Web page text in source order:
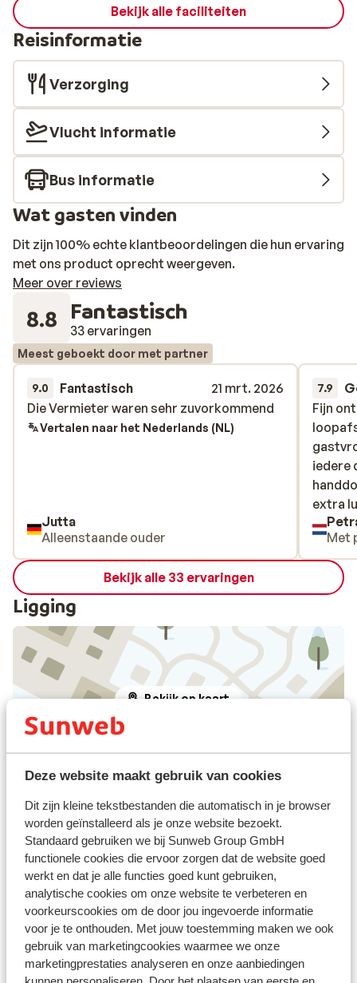
Deze website maakt gebruik van cookies
Dit zijn kleine tekstbestanden die automatisch in je browser
worden geïnstalleerd als je onze website bezoekt.
Standaard gebruiken we bij Sunweb Group GmbH
functionele cookies die ervoor zorgen dat de website goed
werkt en dat je alle functies goed kunt gebruiken,
analytische cookies om onze website te verbeteren en
voorkeurscookies om de door jou ingevoerde informatie
voor je te onthouden. Met jouw toestemming maken we ook
gebruik van marketingcookies waarmee we onze
marketingprestaties analyseren en onze aanbiedingen
Bekijk alle faciliteiten
Reisinformatie
Verzorging
Vlucht informatie
Bus informatie
Wat gasten vinden
Dit zijn 100% echte klantbeoordelingen die hun ervaring
met ons product oprecht weergeven.
Meer over reviews
8.8 Fantastisch
33 ervaringen
Meest geboekt door met partner
9.0 Fantastisch
21 mrt. 2026
Die Vermieter waren sehr zuvorkommend
Die Vermieter waren sehr zuvorkommend
Vertalen naar het Nederlands (NL)
Jutta
Alleenstaande ouder
7.9
Fijn
iedere
extra
Fijn
iedere
extra
Met
Bekijk alle 33 ervaringen
Ligging
Bekijk op kaart
Centrum: 400 m
Afstand tot skibushalte naar 50 ( skibus gratis op
vertoon van skipas of guest card)
Skilift: 300 m
(Mini)supermarkt: 300 m
Restaurant: 20 m
Rustig gelegen
Skipas, -les en verhuur